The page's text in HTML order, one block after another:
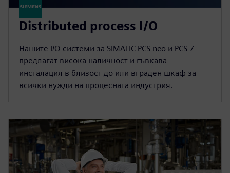
Distributed process I/O
Нашите I/O системи за SIMATIC PCS neo и PCS 7
предлагат висока наличност и гъвкава
инсталация в близост до или вграден шкаф за
всички нужди на процесната индустрия.